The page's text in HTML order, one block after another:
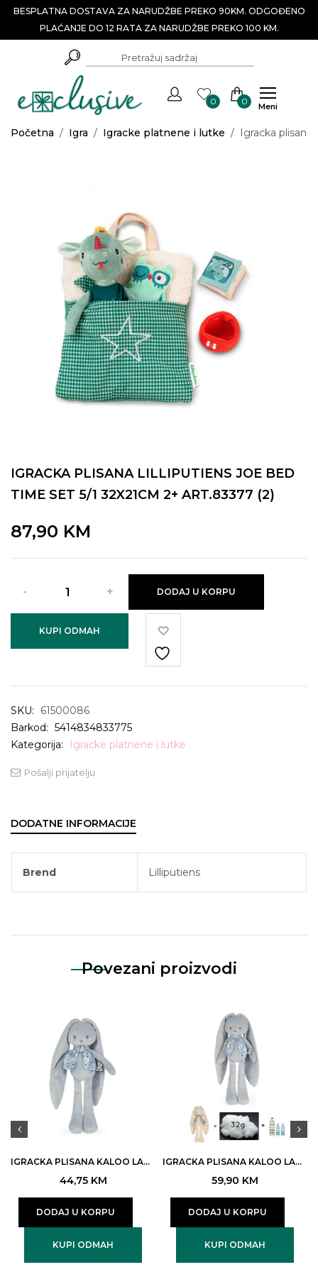
BESPLATNA DOSTAVA ZA NARUDŽBE PREKO 90KM. ODGOĐENO
PLAĆANJE DO 12 RATA ZA NARUDŽBE PREKO 100 KM.
0 0 Meni
Početna / Igra / Igracke platnene i lutke / Igracka plisana
IGRACKA PLISANA LILLIPUTIENS JOE BED
TIME SET 5/1 32X21CM 2+ ART.83377 (2)
87,90 KM
DODAJ U KORPU
KUPI ODMAH
SKU:
61500086
Barkod: 5414834833775
Kategorija:
Igracke platnene i lutke
Pošalji prijatelju
DODATNE INFORMACIJE
Brend Lilliputiens
Povezani proizvodi
IGRACKA PLISANA KALOO LAPINO ZEKO BLUE 25CM ART.K969939 (4)
44,75 KM
DODAJ U KORPU
KUPI ODMAH
IGRACKA PLISANA KALOO LAPINO ZEKO BLUE 35CM ART.K969944 (2)
59,90 KM
DODAJ U KORPU
KUPI ODMAH